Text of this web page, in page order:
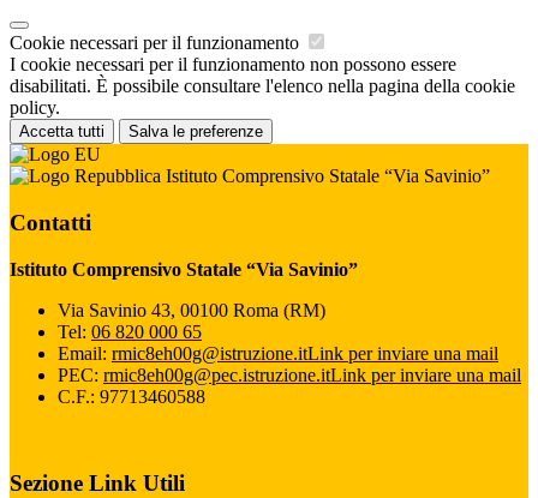
Cookie necessari per il funzionamento
I cookie necessari per il funzionamento non possono essere
disabilitati. È possibile consultare l'elenco nella pagina della cookie
policy.
Accetta tutti Salva le preferenze
Istituto Comprensivo Statale “Via Savinio”
Contatti
Istituto Comprensivo Statale “Via Savinio”
Via Savinio 43, 00100 Roma (RM)
Tel: 06 820 000 65
Email: rmic8eh00g@istruzione.itLink per inviare una mail
PEC: rmic8eh00g@pec.istruzione.itLink per inviare una mail
C.F.: 97713460588
Sezione Link Utili